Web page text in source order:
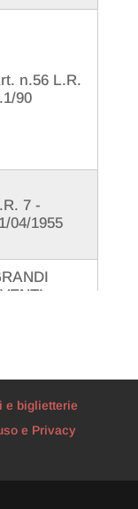
n.56 L.R.
90
7 -
04/1955
e biglietterie
e Privacy